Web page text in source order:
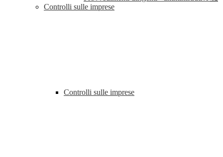
Controlli sulle imprese
Controlli sulle imprese